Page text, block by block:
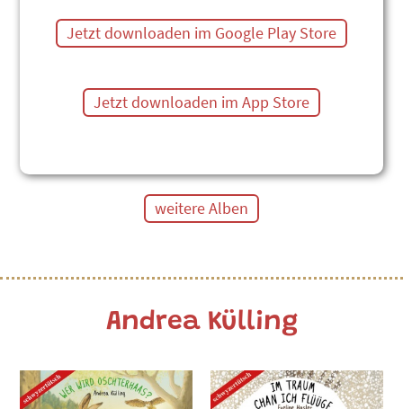
Hund Waffel
Hörspiel-Hit zum Thema
weitere Alben
Andrea Külling
Jetzt downloaden im Google Play Store
Jetzt downloaden im App Store